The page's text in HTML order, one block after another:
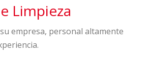
Limpieza
empresa, personal altamente